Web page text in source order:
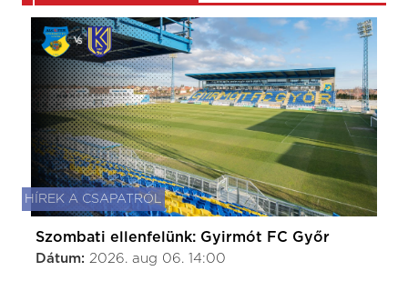
HÍREK A CSAPATRÓL
Szombati ellenfelünk: Gyirmót FC Győr
Dátum: 2026. aug 06. 14:00